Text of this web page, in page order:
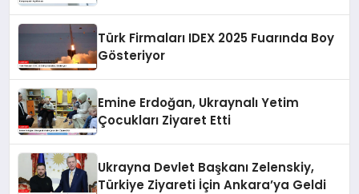
Türk Firmaları IDEX 2025 Fuarında Boy
Gösteriyor
Emine Erdoğan, Ukraynalı Yetim
Çocukları Ziyaret Etti
Ukrayna Devlet Başkanı Zelenskiy,
Türkiye Ziyareti İçin Ankara’ya Geldi